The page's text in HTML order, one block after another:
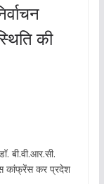
की
बी.वी.आर.सी.
कांफ्रेंस कर प्रदेश